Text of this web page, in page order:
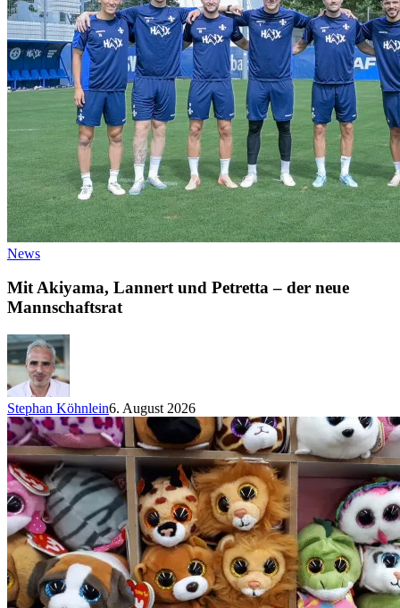
News
Mit Akiyama, Lannert und Petretta – der neue
Mannschaftsrat
Stephan Köhnlein6. August 2026